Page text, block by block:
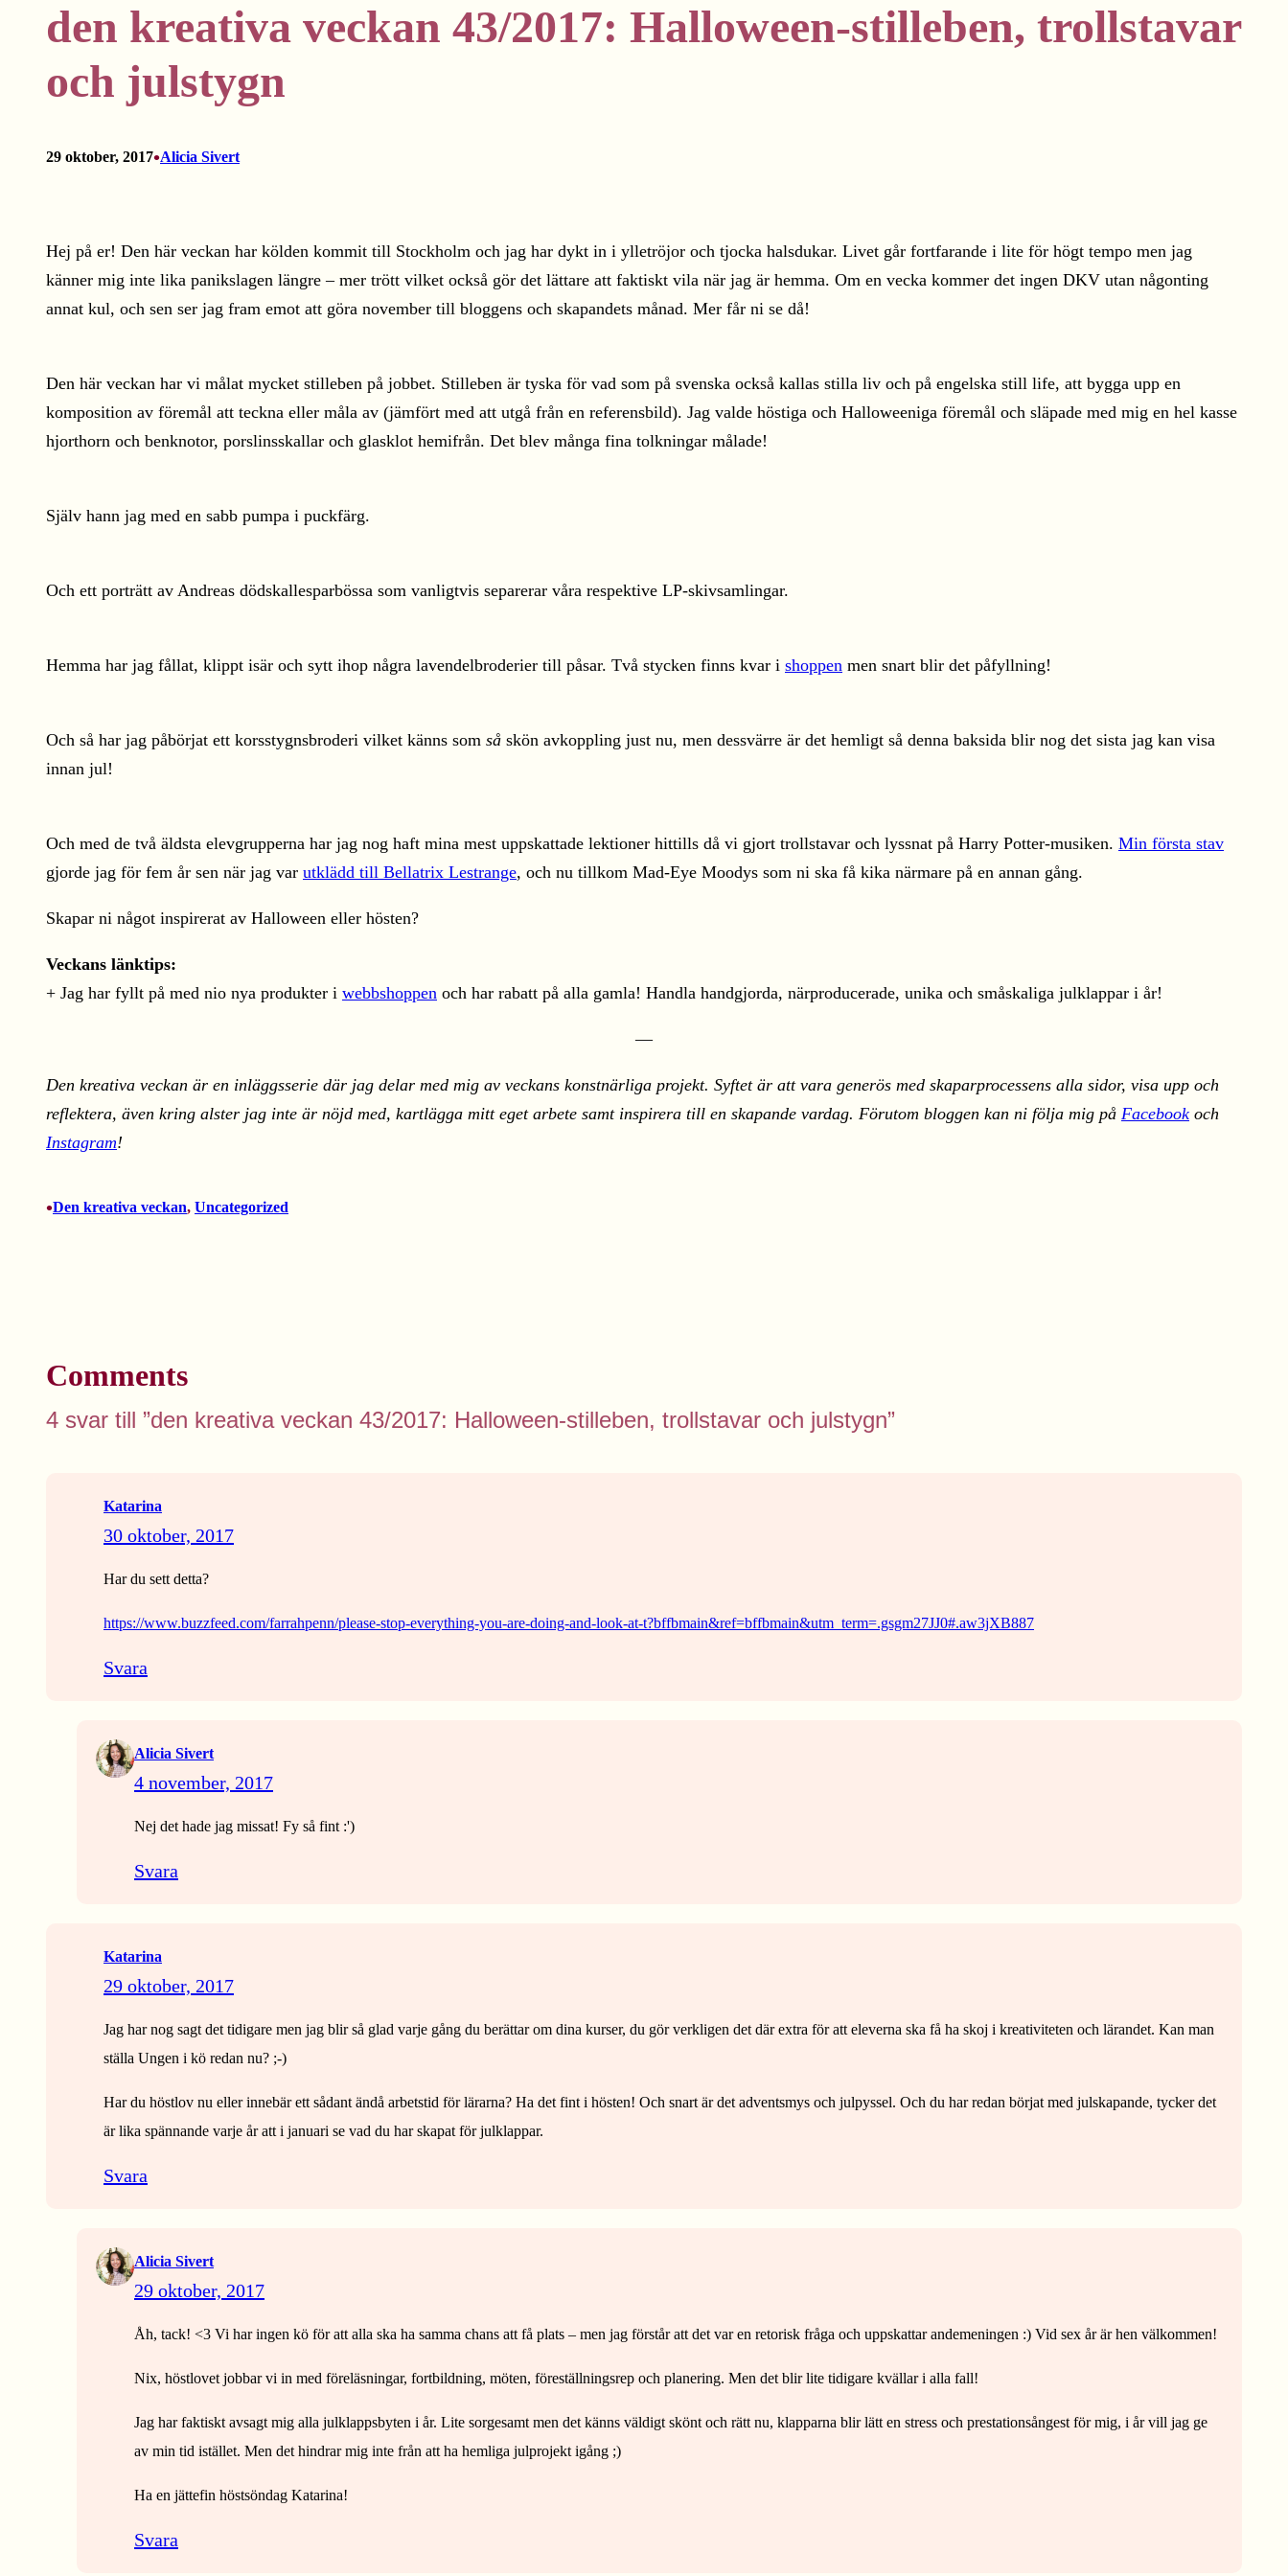
den kreativa veckan 43/2017: Halloween-stilleben, trollstavar
och julstygn
29 oktober, 2017•Alicia Sivert
Hej på er! Den här veckan har kölden kommit till Stockholm och jag har dykt in i ylletröjor och tjocka halsdukar. Livet går fortfarande i lite för högt tempo men jag
känner mig inte lika panikslagen längre – mer trött vilket också gör det lättare att faktiskt vila när jag är hemma. Om en vecka kommer det ingen DKV utan någonting
annat kul, och sen ser jag fram emot att göra november till bloggens och skapandets månad. Mer får ni se då!
Den här veckan har vi målat mycket stilleben på jobbet. Stilleben är tyska för vad som på svenska också kallas stilla liv och på engelska still life, att bygga upp en
komposition av föremål att teckna eller måla av (jämfört med att utgå från en referensbild). Jag valde höstiga och Halloweeniga föremål och släpade med mig en hel kasse
hjorthorn och benknotor, porslinsskallar och glasklot hemifrån. Det blev många fina tolkningar målade!
Själv hann jag med en sabb pumpa i puckfärg.
Och ett porträtt av Andreas dödskallesparbössa som vanligtvis separerar våra respektive LP-skivsamlingar.
Hemma har jag fållat, klippt isär och sytt ihop några lavendelbroderier till påsar. Två stycken finns kvar i shoppen men snart blir det påfyllning!
Och så har jag påbörjat ett korsstygnsbroderi vilket känns som så skön avkoppling just nu, men dessvärre är det hemligt så denna baksida blir nog det sista jag kan visa
innan jul!
Och med de två äldsta elevgrupperna har jag nog haft mina mest uppskattade lektioner hittills då vi gjort trollstavar och lyssnat på Harry Potter-musiken. Min första stav
gjorde jag för fem år sen när jag var utklädd till Bellatrix Lestrange, och nu tillkom Mad-Eye Moodys som ni ska få kika närmare på en annan gång.
Skapar ni något inspirerat av Halloween eller hösten?
Veckans länktips:
+ Jag har fyllt på med nio nya produkter i webbshoppen och har rabatt på alla gamla! Handla handgjorda, närproducerade, unika och småskaliga julklappar i år!
—
Den kreativa veckan är en inläggsserie där jag delar med mig av veckans konstnärliga projekt. Syftet är att vara generös med skaparprocessens alla sidor, visa upp och
reflektera, även kring alster jag inte är nöjd med, kartlägga mitt eget arbete samt inspirera till en skapande vardag. Förutom bloggen kan ni följa mig på Facebook och
Instagram!
•Den kreativa veckan, Uncategorized
Comments
4 svar till ”den kreativa veckan 43/2017: Halloween-stilleben, trollstavar och julstygn”
Katarina
30 oktober, 2017
Har du sett detta?
https://www.buzzfeed.com/farrahpenn/please-stop-everything-you-are-doing-and-look-at-t?bffbmain&ref=bffbmain&utm_term=.gsgm27JJ0#.aw3jXB887
Svara
Alicia Sivert
4 november, 2017
Nej det hade jag missat! Fy så fint :')
Svara
Katarina
29 oktober, 2017
Jag har nog sagt det tidigare men jag blir så glad varje gång du berättar om dina kurser, du gör verkligen det där extra för att eleverna ska få ha skoj i kreativiteten och lärandet. Kan man
ställa Ungen i kö redan nu? ;-)
Har du höstlov nu eller innebär ett sådant ändå arbetstid för lärarna? Ha det fint i hösten! Och snart är det adventsmys och julpyssel. Och du har redan börjat med julskapande, tycker det
är lika spännande varje år att i januari se vad du har skapat för julklappar.
Svara
Alicia Sivert
29 oktober, 2017
Åh, tack! <3 Vi har ingen kö för att alla ska ha samma chans att få plats – men jag förstår att det var en retorisk fråga och uppskattar andemeningen :) Vid sex år är hen välkommen!
Nix, höstlovet jobbar vi in med föreläsningar, fortbildning, möten, föreställningsrep och planering. Men det blir lite tidigare kvällar i alla fall!
Jag har faktiskt avsagt mig alla julklappsbyten i år. Lite sorgesamt men det känns väldigt skönt och rätt nu, klapparna blir lätt en stress och prestationsångest för mig, i år vill jag ge
av min tid istället. Men det hindrar mig inte från att ha hemliga julprojekt igång ;)
Ha en jättefin höstsöndag Katarina!
Svara